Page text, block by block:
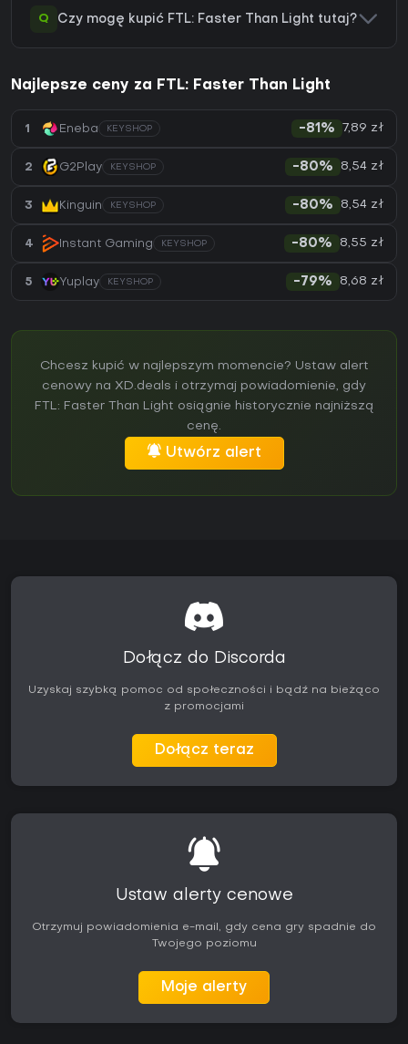
Q Czy mogę kupić FTL: Faster Than Light tutaj?
Najlepsze ceny za FTL: Faster Than Light
1 Eneba KEYSHOP -81% 7,89 zł
2 G2Play KEYSHOP -80% 8,54 zł
3 Kinguin KEYSHOP -80% 8,54 zł
4 Instant Gaming KEYSHOP -80% 8,55 zł
5 Yuplay KEYSHOP -79% 8,68 zł
Chcesz kupić w najlepszym momencie? Ustaw alert
cenowy na XD.deals i otrzymaj powiadomienie, gdy
FTL: Faster Than Light osiągnie historycznie najniższą
cenę.
Utwórz alert
Dołącz do Discorda
Uzyskaj szybką pomoc od społeczności i bądź na bieżąco
z promocjami
Dołącz teraz
Ustaw alerty cenowe
Otrzymuj powiadomienia e-mail, gdy cena gry spadnie do
Twojego poziomu
Moje alerty